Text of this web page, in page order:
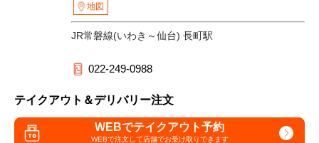
地図
JR常磐線(いわき～仙台) 長町駅
022-249-0988
テイクアウト＆デリバリー注文
WEBでテイクアウト予約
WEBで注文して店舗でお受け取りできます